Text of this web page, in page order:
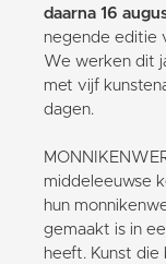
daarna 16
negende editie
We werken dit
met vijf
dagen.
middeleeuwse
hun
gemaakt is in
heeft. Kunst